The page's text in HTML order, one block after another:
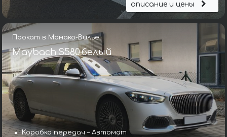
описание и цены
Прокат в Монако-Вилье
Maybach S580 белый
Коробка передач – Автомат